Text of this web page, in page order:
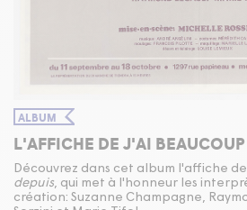
ALBUM
L'AFFICHE DE J'AI
Découvrez dans cet album l'affiche de
depuis, qui met à l'honneur les
création: Suzanne Champagne,